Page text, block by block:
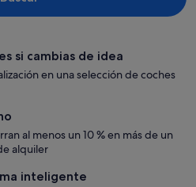
si cambias de idea
en una selección de coches
al menos un 10 % en más de un
alquiler
inteligente